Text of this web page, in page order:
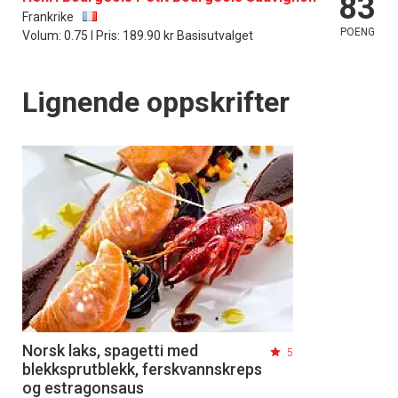
Frankrike
Volum: 0.75 l Pris: 189.90 kr Basisutvalget
83
POENG
Lignende oppskrifter
Norsk laks, spagetti med
blekksprutblekk, ferskvannskreps
og estragonsaus
5